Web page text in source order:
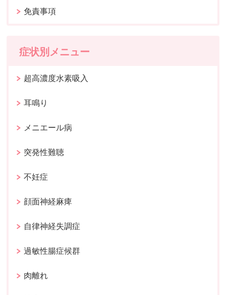
免責事項
症状別メニュー
超高濃度水素吸入
耳鳴り
メニエール病
突発性難聴
不妊症
顔面神経麻痺
自律神経失調症
過敏性腸症候群
肉離れ